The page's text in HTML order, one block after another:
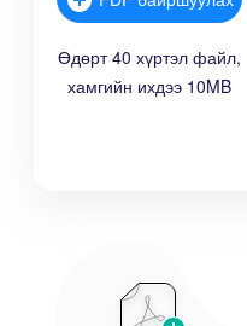
Өдөрт 40 хүртэл файл,
хамгийн ихдээ 10MB